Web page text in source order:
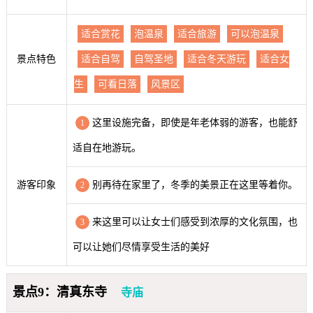
景点特色
适合赏花 泡温泉 适合旅游 可以泡温泉
适合自驾 自驾圣地 适合冬天游玩 适合女
生 可看日落 风景区
游客印象
1 这里设施完备，即使是年老体弱的游客，也能舒
适自在地游玩。
2 别再待在家里了，冬季的美景正在这里等着你。
3 来这里可以让女士们感受到浓厚的文化氛围，也
可以让她们尽情享受生活的美好
景点9：清真东寺 寺庙